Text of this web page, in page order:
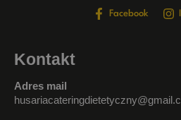
Facebook
Kontakt
Adres mail